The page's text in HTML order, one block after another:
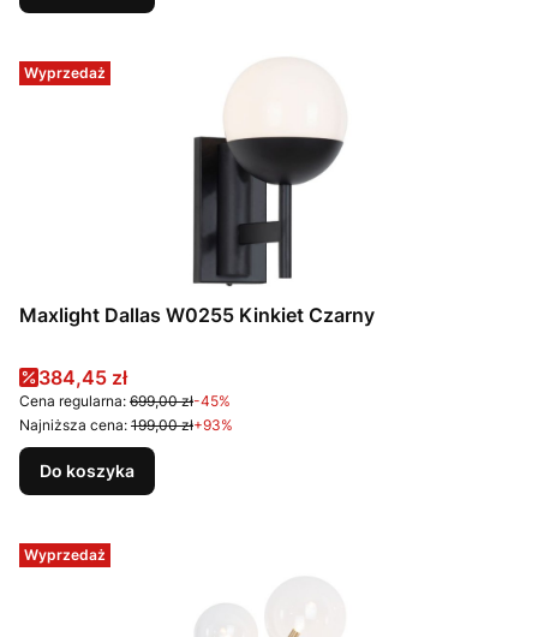
Wyprzedaż
Maxlight Dallas W0255 Kinkiet Czarny
Cena promocyjna
384,45 zł
Cena regularna: 699,00 zł-45%
Najniższa cena: 199,00 zł+93%
Do koszyka
Wyprzedaż